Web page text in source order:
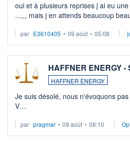
oui et à plusieurs reprises j ai eu une Pv de 40000 voir plus
...,,, mais j en attends beaucoup
par E3610405 • 09 août • 05:08
HAFFNER ENERGY
HAFFNER ENERGY
Je suis désolé, nous n'évoquons
V
Le jeudi 6 août, porté par le
du module H6, le titre avait
par pragmar • 09 août • 08:10